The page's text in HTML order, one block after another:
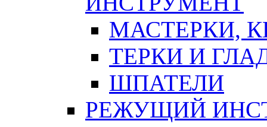
МАСТЕРКИ,
ТЕРКИ И
ШПАТЕЛИ
РЕЖУЩИЙ